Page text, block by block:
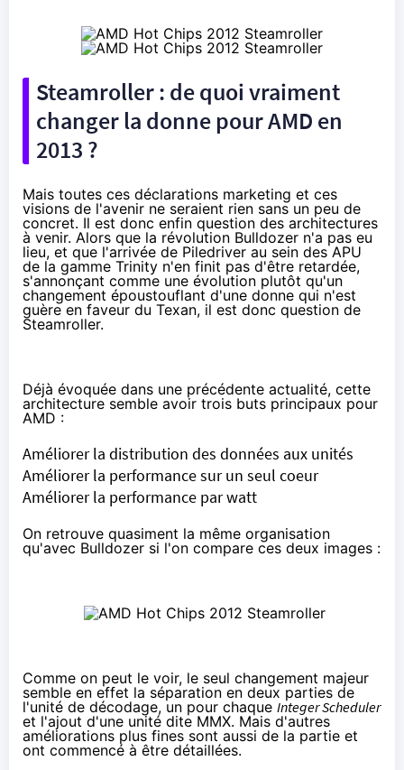
Steamroller : de quoi vraiment
changer la donne pour AMD en
2013 ?
Mais toutes ces déclarations marketing et ces
visions de l'avenir ne seraient rien sans un peu de
concret. Il est donc enfin question des architectures
à venir. Alors que la révolution Bulldozer n'a pas eu
lieu, et que l'arrivée de Piledriver au sein des APU
de la gamme Trinity n'en finit pas d'être retardée,
s'annonçant comme une évolution plutôt qu'un
changement époustouflant d'une donne qui n'est
guère en faveur du Texan, il est donc question de
Steamroller.
Déjà évoquée dans une précédente actualité, cette
architecture semble avoir trois buts principaux pour
AMD :
Améliorer la distribution des données aux unités
Améliorer la performance sur un seul coeur
Améliorer la performance par watt
On retrouve quasiment la même organisation
qu'avec Bulldozer si l'on compare ces deux images :
Comme on peut le voir, le seul changement majeur
semble en effet la séparation en deux parties de
l'unité de décodage, un pour chaque Integer Scheduler
et l'ajout d'une unité dite MMX. Mais d'autres
améliorations plus fines sont aussi de la partie et
ont commencé à être détaillées.